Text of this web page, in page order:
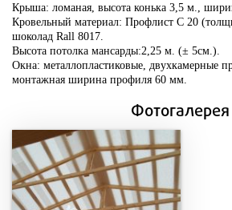
Крыша: ломаная, высота конька 3,5 м.,
Кровельный материал: Профлист С 20
шоколад Rall 8017.
Высота потолка мансарды:2,25 м. (± 5см.).
Окна: металлопластиковые, двухкамерные
монтажная ширина профиля 60 мм.
Фотогалерея